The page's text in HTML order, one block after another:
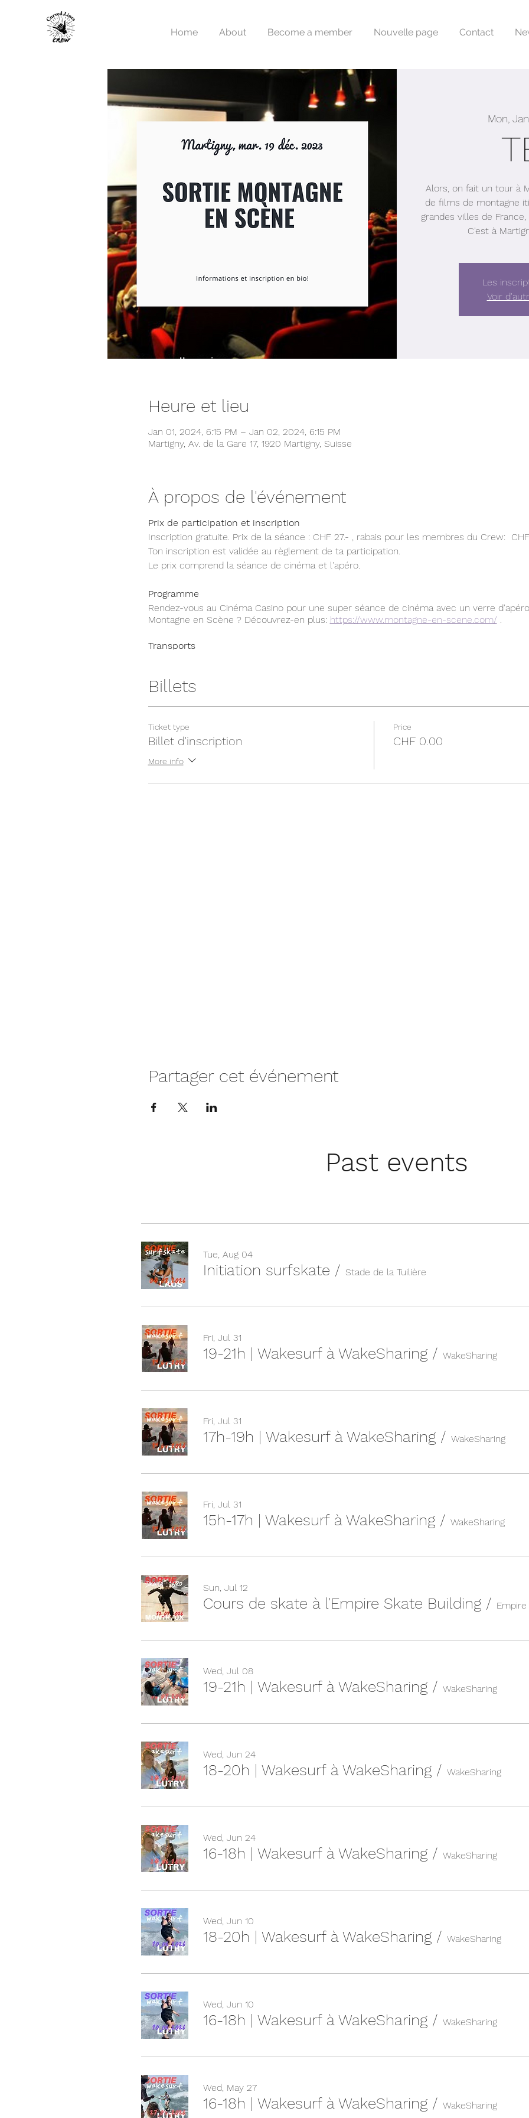
Home About Become a member Nouvelle page Contact
Mon,
Alors, on fait un tour à
de films de montagne
grandes villes de
C'est à
Les
Voir
Heure et lieu
Jan 01, 2024, 6:15 PM – Jan 02, 2024, 6:15 PM
Martigny, Av. de la Gare 17, 1920 Martigny, Suisse
À propos de l'événement
Prix de participation et inscription
Inscription gratuite. Prix de la séance : CHF 27.- , rabais pour les membres du Crew: CHF
Ton inscription est validée au règlement de ta participation.
Le prix comprend la séance de cinéma et l'apéro.
Programme
Rendez-vous au Cinéma Casino pour une super séance de cinéma avec un verre
Montagne en Scène ? Découvrez-en plus: https://www.montagne-en-scene.com/ .
Transports
participation (CHF 27.- ou CHF 24.-). Tu comprends que toute annulation moins de 48h
aucun remboursement et que le Crew rembourse ta participation moins les frais
prévoyance!
Au plaisir de passer cette superbe journée avec toi avec toi!✨️
Billets
Ticket type
Billet d'inscription
More info
Price
CHF 0.00
Partager cet événement
Past events
Tue, Aug 04
Initiation surfskate / Stade de la Tuilière
Fri, Jul 31
19-21h | Wakesurf à WakeSharing / WakeSharing
Fri, Jul 31
17h-19h | Wakesurf à WakeSharing / WakeSharing
Fri, Jul 31
15h-17h | Wakesurf à WakeSharing / WakeSharing
Sun, Jul 12
Cours de skate à l'Empire Skate Building /
Wed, Jul 08
19-21h | Wakesurf à WakeSharing / WakeSharing
Wed, Jun 24
18-20h | Wakesurf à WakeSharing / WakeSharing
Wed, Jun 24
16-18h | Wakesurf à WakeSharing / WakeSharing
Wed, Jun 10
18-20h | Wakesurf à WakeSharing / WakeSharing
Wed, Jun 10
16-18h | Wakesurf à WakeSharing / WakeSharing
Wed, May 27
16-18h | Wakesurf à WakeSharing / WakeSharing